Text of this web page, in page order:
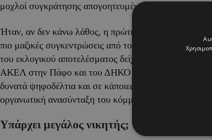
μοχλοί συγκράτησης απογοητευμένων ψηφοφόρων.
Ήταν, αν δεν κάνω λάθος, η πρώτη φορά που είδαμε
πιο μαζικές συγκεντρώσεις από το ίδιο το κόμμα.
του εκλογικού αποτελέσματος δείχνει ότι η άνοδος
ΑΚΕΛ στην Πάφο και του ΔΗΚΟ στη Λάρνακα,
δυνατά ψηφοδέλτια και σε κάποιες ηχηρές
οργανωτική ανασύνταξη του κόμματος.
Υπάρχει μεγάλος νικητής;